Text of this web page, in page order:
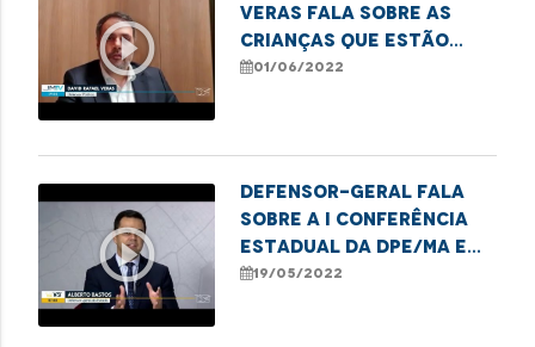
play_circle_outline
Veras fala sobre as
crianças que estão
enfrentando
01/06/2022
play_circle_outline
Defensor-geral fala
sobre a I Conferência
Estadual da DPE/MA e
destaca avanços e
19/05/2022